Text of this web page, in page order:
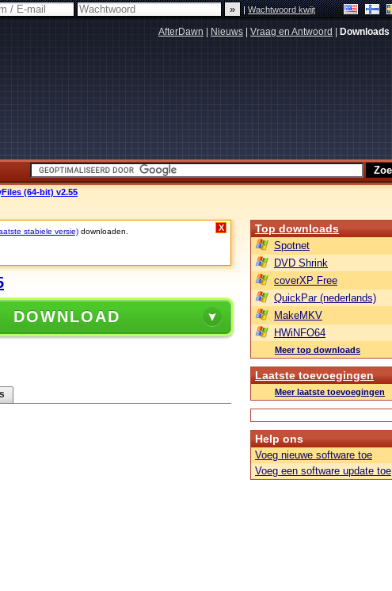
|Wachtwoord kwijt
AfterDawn Nieuws Vraag en Antwoord Downloads
(64-bit) v2.55
stabiele versie) downloaden. X
DOWNLOAD
Top downloads
Spotnet
DVD Shrink
coverXP Free
QuickPar (nederlands)
MakeMKV
HWiNFO64
Meer top downloads
Laatste toevoegingen
Meer laatste toevoegingen
Help ons
Voeg nieuwe software toe
Voeg een software update toe